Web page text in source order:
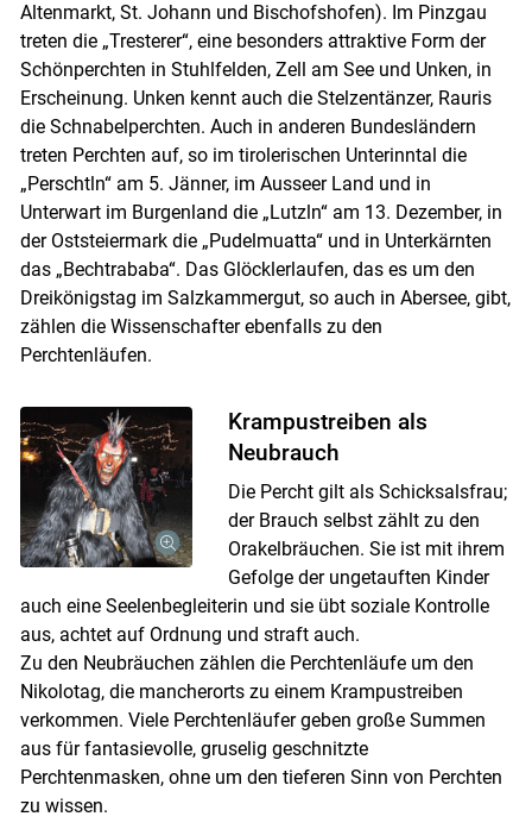
Altenmarkt, St. Johann und Bischofshofen). Im Pinzgau
treten die „Tresterer“, eine besonders attraktive Form der
Schönperchten in Stuhlfelden, Zell am See und Unken, in
Erscheinung. Unken kennt auch die Stelzentänzer, Rauris
die Schnabelperchten. Auch in anderen Bundesländern
treten Perchten auf, so im tirolerischen Unterinntal die
„Perschtln“ am 5. Jänner, im Ausseer Land und in
Unterwart im Burgenland die „Lutzln“ am 13. Dezember, in
der Oststeiermark die „Pudelmuatta“ und in Unterkärnten
das „Bechtrababa“. Das Glöcklerlaufen, das es um den
Dreikönigstag im Salzkammergut, so auch in Abersee, gibt,
zählen die Wissenschafter ebenfalls zu den
Perchtenläufen.
Krampustreiben als
Neubrauch
Die Percht gilt als Schicksalsfrau;
der Brauch selbst zählt zu den
Orakelbräuchen. Sie ist mit ihrem
Gefolge der ungetauften Kinder
auch eine Seelenbegleiterin und sie übt soziale Kontrolle
aus, achtet auf Ordnung und straft auch.
Zu den Neubräuchen zählen die Perchtenläufe um den
Nikolotag, die mancherorts zu einem Krampustreiben
verkommen. Viele Perchtenläufer geben große Summen
aus für fantasievolle, gruselig geschnitzte
Perchtenmasken, ohne um den tieferen Sinn von Perchten
zu wissen.